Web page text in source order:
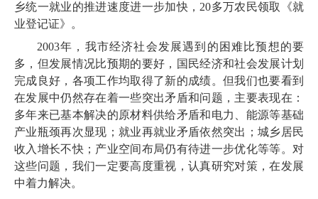
乡统一就业的推进速度进一步加快，20多万农民领取《就
业登记证》。
2003年，我市经济社会发展遇到的困难比预想的要
多，但发展情况比预期的要好，国民经济和社会发展计划
完成良好，各项工作均取得了新的成绩。但我们也要看到
在发展中仍然存在着一些突出矛盾和问题，主要表现在：
多年来已基本解决的原材料供给矛盾和电力、能源等基础
产业瓶颈再次显现；就业再就业矛盾依然突出；城乡居民
收入增长不快；产业空间布局仍有待进一步优化等等。对
这些问题，我们一定要高度重视，认真研究对策，在发展
中着力解决。